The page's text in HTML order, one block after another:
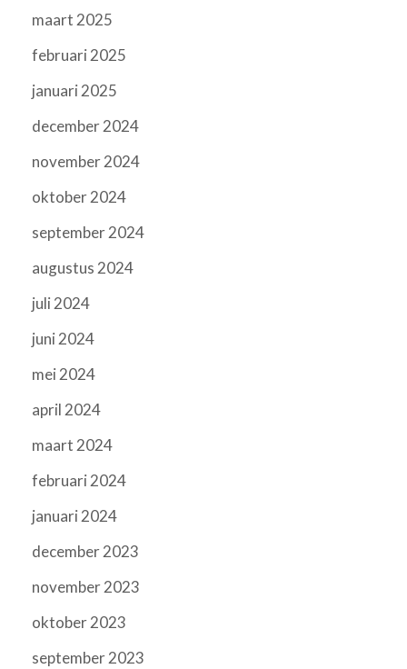
maart 2025
februari 2025
januari 2025
december 2024
november 2024
oktober 2024
september 2024
augustus 2024
juli 2024
juni 2024
mei 2024
april 2024
maart 2024
februari 2024
januari 2024
december 2023
november 2023
oktober 2023
september 2023